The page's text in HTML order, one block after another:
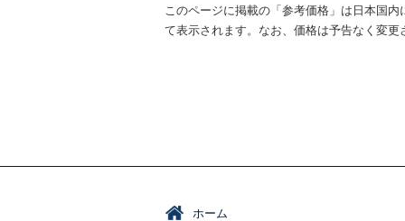
このページに掲載の「参考価格」は日本国
て表示されます。なお、価格は予告なく変
ホーム